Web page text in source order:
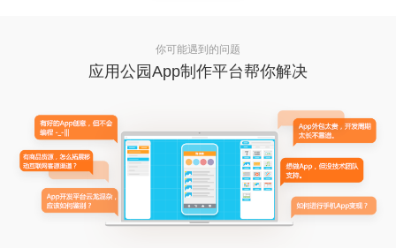
你可能遇到的问题
应用公园App制作平台帮你解决